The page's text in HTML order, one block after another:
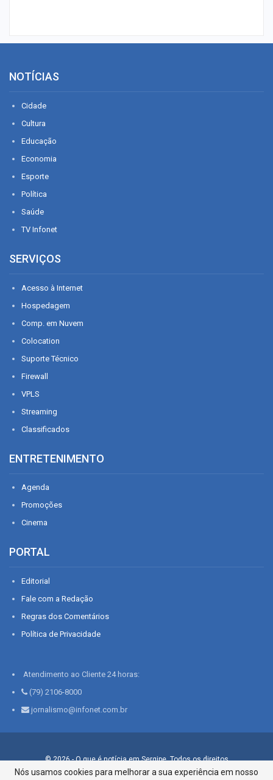
NOTÍCIAS
Cidade
Cultura
Educação
Economia
Esporte
Política
Saúde
TV Infonet
SERVIÇOS
Acesso à Internet
Hospedagem
Comp. em Nuvem
Colocation
Suporte Técnico
Firewall
VPLS
Streaming
Classificados
ENTRETENIMENTO
Agenda
Promoções
Cinema
PORTAL
Editorial
Fale com a Redação
Regras dos Comentários
Política de Privacidade
Atendimento ao Cliente 24 horas:
(79) 2106-8000
jornalismo@infonet.com.br
© 2026 - O que é notícia em Sergipe. Todos os direitos
reservados.
Nós usamos cookies para melhorar a sua experiência em nosso